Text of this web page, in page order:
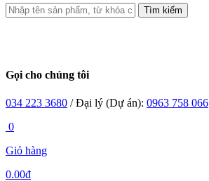
Tìm kiếm
Gọi cho chúng tôi
034 223 3680 / Đại lý (Dự án): 0963 758 066
0
Giỏ hàng
0.00đ